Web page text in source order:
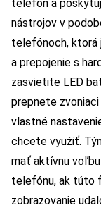
telefón a
nástrojov v
telefónoch, ktorá
a prepojenie s
zasvietite LED
prepnete
vlastné
chcete využiť.
mať aktívnu
telefónu, ak túto
zobrazovanie